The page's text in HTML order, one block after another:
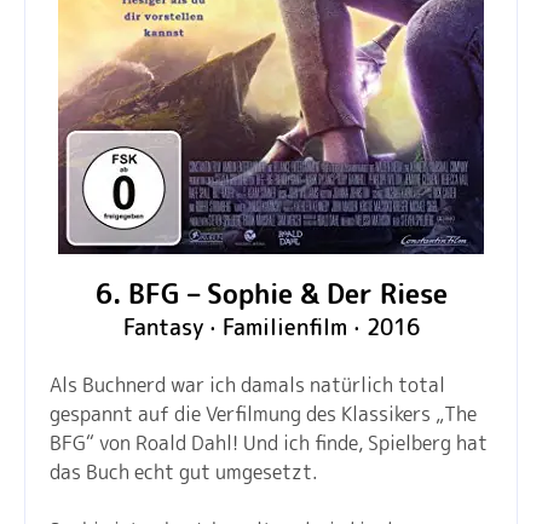
6. BFG – Sophie & Der Riese
Fantasy · Familienfilm · 2016
Als Buchnerd war ich damals natürlich total
gespannt auf die Verfilmung des Klassikers „The
BFG“ von Roald Dahl! Und ich finde, Spielberg hat
das Buch echt gut umgesetzt.